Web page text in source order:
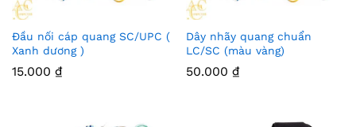
Đầu nối cáp quang SC/UPC (
Xanh dương )
15.000 ₫
Dây nhãy quang chuẩn
LC/SC (màu vàng)
50.000 ₫